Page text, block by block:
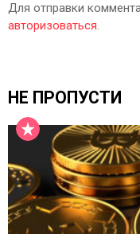
Для отправки
авторизоваться.
НЕ ПРОПУСТИ